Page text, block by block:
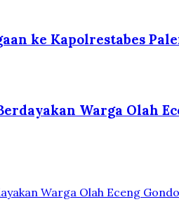
ke Kapolrestabes
Warga Olah
Warga Olah Eceng